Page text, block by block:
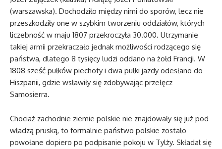
(warszawska). Dochodziło między nimi do sporów, lecz nie
przeszkodziły one w szybkim tworzeniu oddziałów, których
liczebność w maju 1807 przekroczyła 30.000. Utrzymanie
takiej armii przekraczało jednak możliwości rodzącego się
państwa, dlatego 8 tysięcy ludzi oddano na żołd Francji. W
1808 sześć pułków piechoty i dwa pułki jazdy odesłano do
Hiszpanii, gdzie wsławiły się zdobywając przełęcz
Samosierra.
Chociaż zachodnie ziemie polskie nie znajdowały się już pod
władzą pruską, to formalnie państwo polskie zostało
powołane dopiero po podpisanie pokoju w Tylży. Składał się